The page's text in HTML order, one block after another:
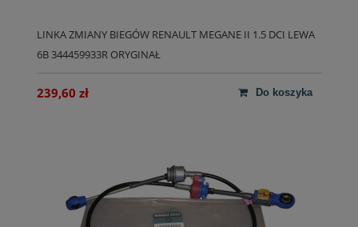
LINKA ZMIANY BIEGÓW RENAULT MEGANE II 1.5 DCI LEWA
6B 344459933R ORYGINAŁ
239,60 zł do koszyka